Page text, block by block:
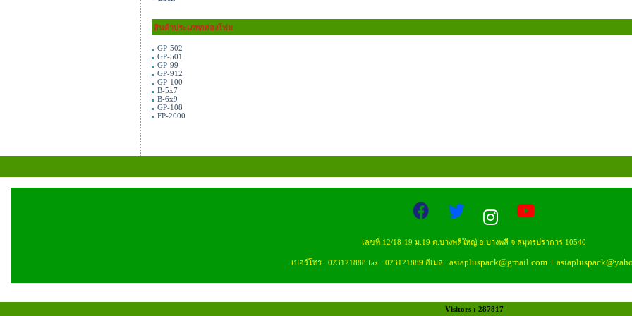
สินค้าประเภทกล่องโฟม
GP-502
GP-501
GP-99
GP-912
GP-100
B-5x7
B-6x9
GP-108
FP-2000
เลขที่ 12/18-19 ม.19 ต.บางพลีใหญ่ อ.บางพลี จ.สมุทรปราการ 10540
เบอร์โทร : 023121888 fax : 023121889 อีเมล : asiapluspack@gmail.com +
Visitors : 287817